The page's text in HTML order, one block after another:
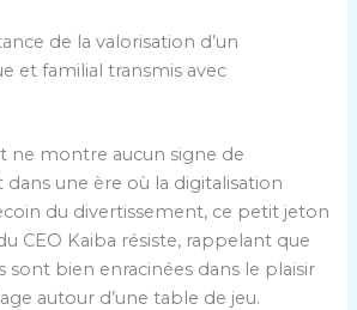
de la valorisation d’un
et familial transmis avec
ne montre aucun signe de
dans une ère où la digitalisation
du divertissement, ce petit jeton
CEO Kaiba résiste, rappelant que
sont bien enracinées dans le plaisir
autour d’une table de jeu.